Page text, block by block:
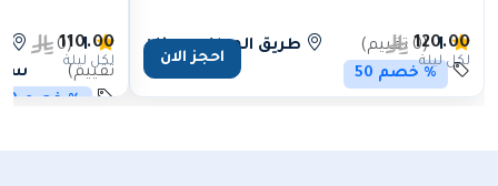
1 (0 تقييم) طريق المطار - جيزان
% خصم 50
120.00
لكل ليلة احجز الان
1
(0
تقييم)
% خصم 50
110.00
لكل ليلة